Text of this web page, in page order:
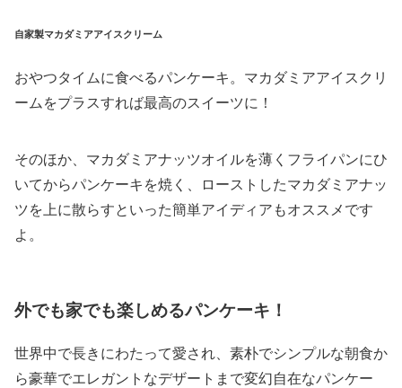
自家製マカダミアアイスクリーム
おやつタイムに食べるパンケーキ。マカダミアアイスクリ
ームをプラスすれば最高のスイーツに！
そのほか、マカダミアナッツオイルを薄くフライパンにひ
いてからパンケーキを焼く、ローストしたマカダミアナッ
ツを上に散らすといった簡単アイディアもオススメです
よ。
外でも家でも楽しめるパンケーキ！
世界中で長きにわたって愛され、素朴でシンプルな朝食か
ら豪華でエレガントなデザートまで変幻自在なパンケー